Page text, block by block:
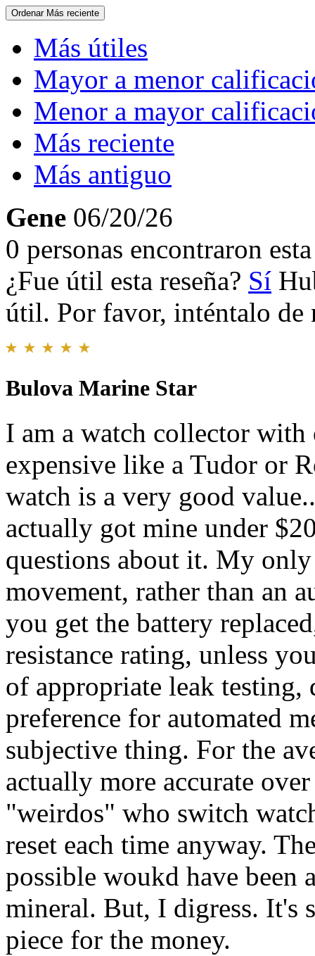
Ordenar Más reciente
Más útiles
Mayor a menor
Menor a mayor
Más reciente
Más antiguo
Gene 06/20/26
0 personas encontraron
¿Fue útil esta reseña? Sí
útil. Por favor, inténtalo de
Bulova Marine Star
I am a watch collector
expensive like a Tudor or
watch is a very good
actually got mine under
questions about it. My
movement, rather than an
you get the battery
resistance rating, unless
of appropriate leak testing,
preference for automated
subjective thing. For the
actually more accurate
"weirdos" who switch
reset each time anyway.
possible woukd have been
mineral. But, I digress. It's
piece for the money.